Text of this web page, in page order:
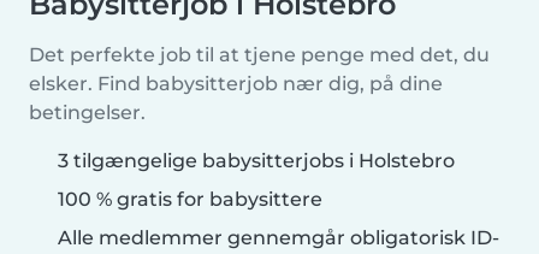
Det perfekte job til at tjene penge med det, du
elsker. Find babysitterjob nær dig, på dine
betingelser.
3 tilgængelige babysitterjobs i Holstebro
100 % gratis for babysittere
Alle medlemmer gennemgår obligatorisk ID-